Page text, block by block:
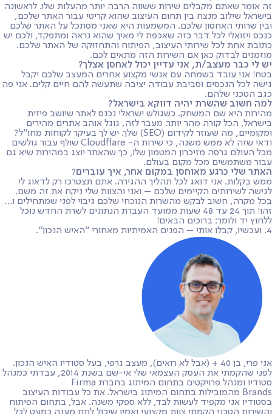
זה אומר שאתם מקבלים שירות ששווה הרבה יותר מהעלות שלו. לראשונה
בישראל שילוב מנצח בין תחום העיצוב שהוא קריטי עבור האתר שלכם,
ובין שרותי האחסון שלכם. המשמעות היא שאני מסתכל על האתר שלכם
כנכס ויזואלי לכל דבר כזה שאכפת לי מאיך שהוא נראה ומתפקד, ולכם יש
כתובת אחת לכל שירותי העיצוב, הפיתוח והתחזוקה של האתר שלכם.
מוזמנים לבדוק כאן אם השירות הזה מתאים לכם.
יש לי כבר מעצב/ת, אני עדיין יכול לאחסן אצלך?
בטח! אני עובד בשמחה עם אנשי מקצוע אחרים המעצב שלכם יקבל
גישה לכל הנכסים וסביבת עבודה יציבה שתעשה להם חיים קלים. אני פה
כגב הטכני שלהם.
למה חשוב שהשרת יהיה דווקא בישראל?
מהירות היא שם המשחק. כשגולש ישראלי נכנס לאתר שיושב פיזית
בישראל, הכל קורה מהר יותר. מעבר לזה, גוגל אוהב אתרים מהירים
ומקומיים, מה שעוזר לקידום (SEO) שלך. יש לך בעיקר לקוחות מחו״ל?
ודאי שזה לא ממש משנה, כי שירות ה- Cloudflare שולף עבור גולשים
מכל העולם גרסה מזיכרון המטמון שלו, כך שהאתר יוצג במהירות שיא גם
עבור משתמשים מכל מקום בעולם.
האתר שלי כרגע מאוחסן במקום אחר, איך עוברים?
ממש בקלות. אני דואג לכל תהליך ההגירה. אתם תצטרכו רק לדאוג לי
לגישה לשירותים הקיימים שלכם – ואני והצוות שלי ניקח את זה משם.
בכל מקרה, חשוב לבקש מהשרות הנוכחי שלכם גיבוי לפני שמתחילים ו…
זהו! תוך 24 עד 48 שעות ממועד העברת הנתונים לשרת החדש נוכל
ללחוץ יד ולומר: ברוכים הבאים!
4. ועכשיו, קבלו אותי – הפנים האמיתיות מאחורי ״האיש הנכון״.
אני פרי, בן 40 + (אבל לא רואים), מעצב גרפי, בעל סטודיו האיש הנכון.
לפני שהקמתי את העסק העצמאי שלי אי-שם בשנת 2014, עבדתי כמנהל
סטודיו ומנהל פרויקטים בתחום המיתוג בחברת Firma
Brands מהמובילות בתחום המיתוג בישראל. את כל עבודות העיצוב
בסטודיו אני מקפיד לעשות לבד, ללא ספקי משנה. אבל, בתחום הפיתוח